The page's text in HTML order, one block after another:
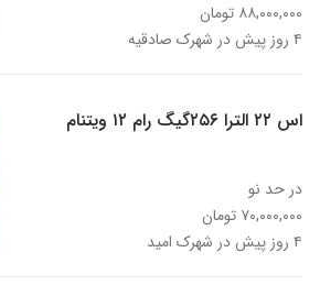
۸۸,۰۰۰,۰۰۰ تومان
۴ روز پیش در شهرک صادقیه
اس ۲۲ الترا ۲۵۶گیگ رام ۱۲ ویتنام
در حد نو
۷۰,۰۰۰,۰۰۰ تومان
۴ روز پیش در شهرک امید